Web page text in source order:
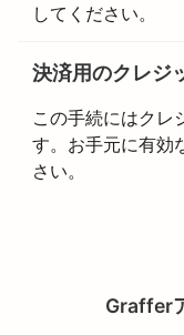
してください。
決済用のクレジ
この手続にはクレ
す。お手元に有効
さい。
Graffer